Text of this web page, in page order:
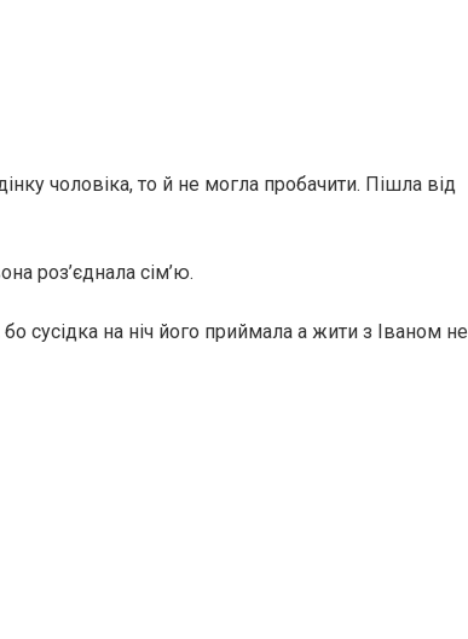
чоловіка, то й не могла пробачити. Пішла від
роз’єднала сім’ю.
сусідка на ніч його приймала а жити з Іваном не